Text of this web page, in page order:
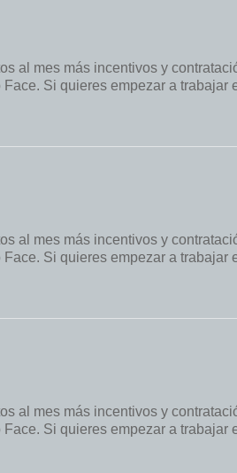
al mes más incentivos y
Si quieres empezar a trabajar
al mes más incentivos y
Si quieres empezar a trabajar
al mes más incentivos y
Si quieres empezar a trabajar